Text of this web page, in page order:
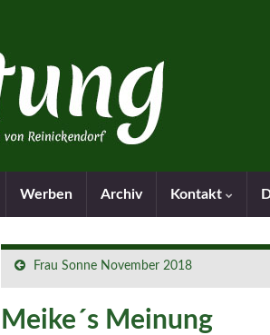
Werben Archiv Kontakt
Frau Sonne November 2018
Meike´s Meinung